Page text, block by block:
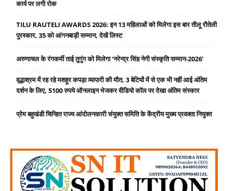
कार्य पर लगी रोक
TILU RAUTELI AWARDS 2026: इन 13 महिलाओं को मिलेगा इस बार तीलू रौतेली
पुरस्कार, 35 को आंगनबाड़ी सम्मान, देखें लिस्ट
अरुणाचल के रंगकर्मी ताई तुगुंग को मिलेगा ‘नरेन्द्र सिंह नेगी संस्कृति सम्मान-2026’
वृद्धाश्रम में रह रहे मशहूर कपड़ा व्यापारी की मौत, 3 बेटियों में से एक भी नहीं आई अंतिम
दर्शन के लिए, 5100 रुपये ऑनलाइन भेजकर वीडियो कॉल पर देखा अंतिम संस्कार
प्रेम बहुखंडी चिन्हित राज्य आंदोलनकारी संयुक्त समिति के केंद्रीय मुख्य प्रवक्ता नियुक्त